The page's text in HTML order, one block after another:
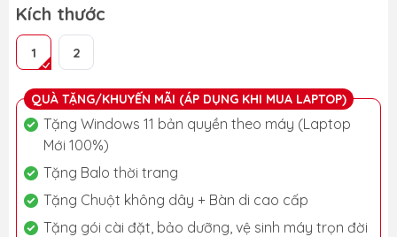
Kích thước
1 2
QUÀ TẶNG/KHUYẾN MÃI (ÁP DỤNG KHI MUA LAPTOP)
Tặng Windows 11 bản quyền theo máy (Laptop
Mới 100%)
Tặng Balo thời trang
Tặng Chuột không dây + Bàn di cao cấp
Tặng gói cài đặt, bảo dưỡng, vệ sinh máy trọn đời